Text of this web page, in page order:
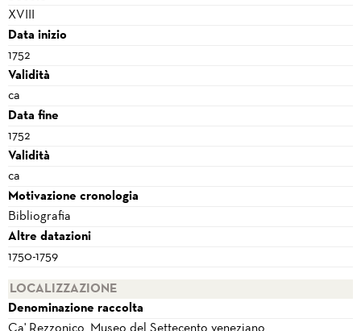
XVIII
Data inizio
1752
Validità
ca
Data fine
1752
Validità
ca
Motivazione cronologia
Bibliografia
Altre datazioni
1750-1759
LOCALIZZAZIONE
Denominazione raccolta
Ca' Rezzonico, Museo del Settecento veneziano